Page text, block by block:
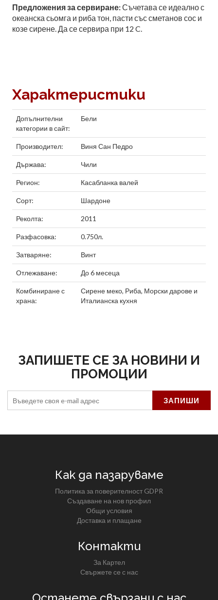
Предложения за сервиране:Съчетава се идеално с
океанска сьомга и риба тон, пасти със сметанов сос и
козе сирене. Да се сервира при 12 C.
Характеристики
Допълнителни
категории в сайт:
Бели
Производител: Виня Сан Педро
Държава: Чили
Регион: Касабланка валей
Сорт: Шардоне
Реколта: 2011
Разфасовка: 0.750л.
Затваряне: Винт
Отлежаване: До 6 месеца
Комбиниране с
храна:
Сирене меко, Риба, Морски дарове и
Италианска кухня
ЗАПИШЕТЕ СЕ ЗА НОВИНИ И
ПРОМОЦИИ
Как да пазаруваме
Политика за поверителност GDPR
Създаване на нов профил
Общи условия
Доставка и плащане
Контакти
За Картел
Свържете се с нас